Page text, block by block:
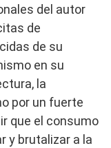
del autor
de
de su
en su
la
por un fuerte
que el consumo
y brutalizar a la